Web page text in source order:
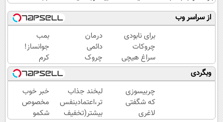
از سراسر وب
برای نابودی
چروکات
سراغ هیچی
جز جوانساز
جلبک
نرو(تخفیف40%)
درمان
دائمی
چروک
های
پوستی
در
منزل!
خرید
بمب
جوانساز!
کرم
بوتاکس
جلبک
اسپیرولینا50%تخفیف
وبگردی
چربیسوزی
که شگفتی
لاغری
لبخند جذاب
تر،اعتمادبنفس
بیشتر(تخفیف
خبر خوب
مخصوص
شکمو